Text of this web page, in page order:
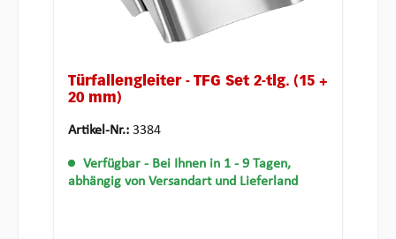
Türfallengleiter - TFG Set 2-tlg. (15 +
20 mm)
Artikel-Nr.: 3384
Verfügbar - Bei Ihnen in 1 - 9 Tagen,
abhängig von Versandart und Lieferland